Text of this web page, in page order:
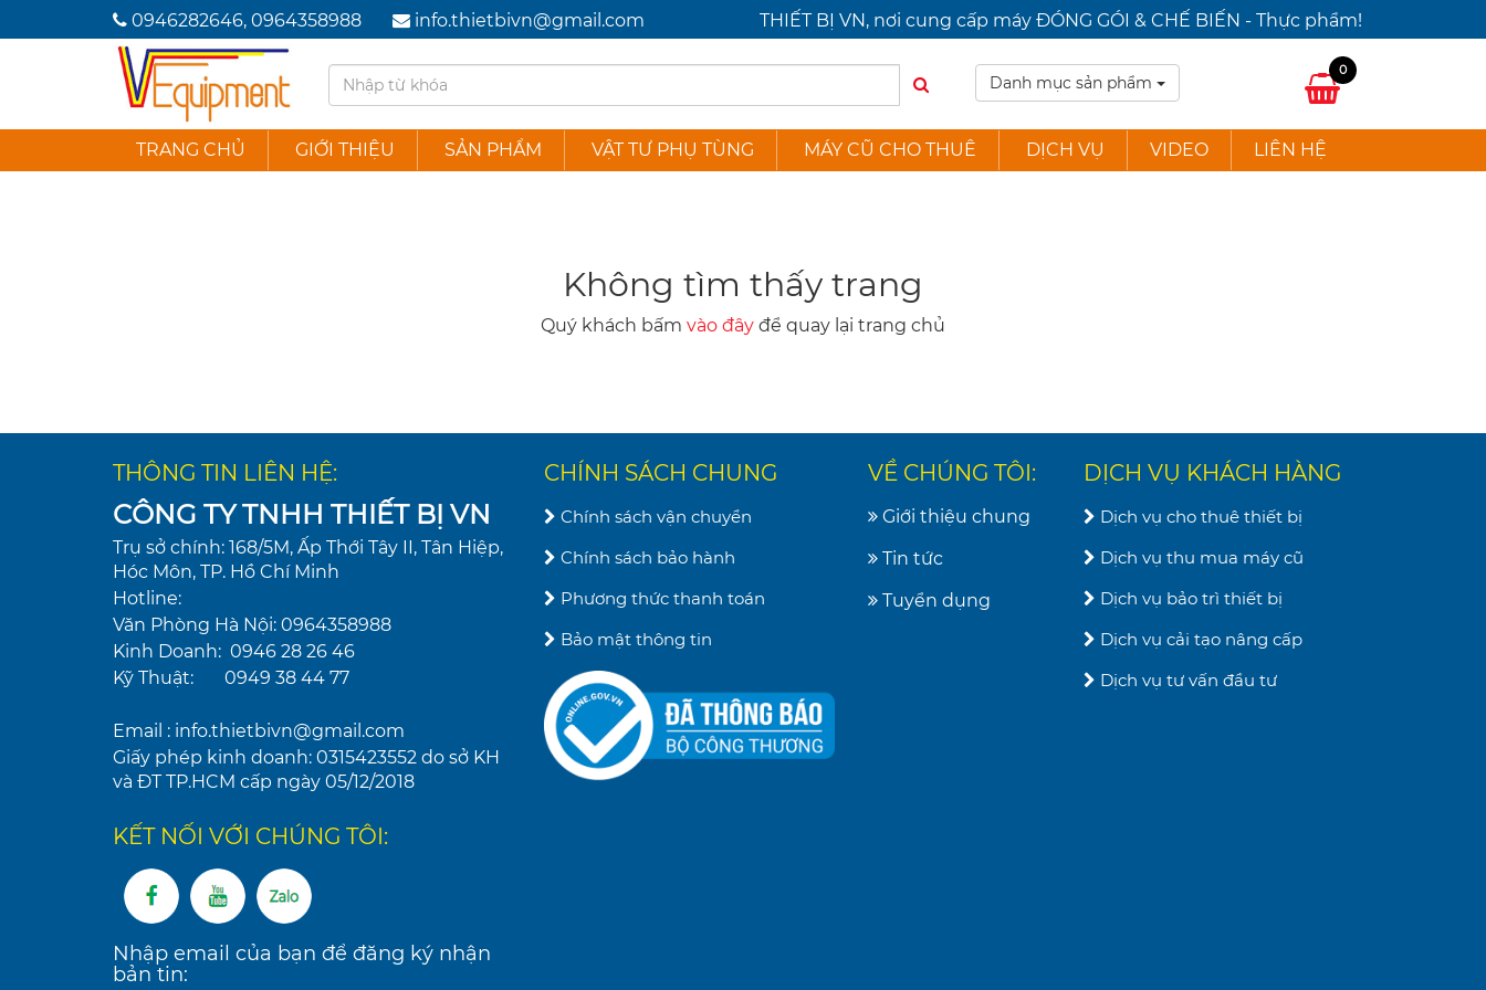
0946282646, 0964358988 info.thietbivn@gmail.com THIẾT BỊ VN, nơi cung cấp máy ĐÓNG GÓI & CHẾ BIẾN - Thực phẩm!
Danh mục sản phẩm
0
TRANG CHỦ GIỚI THIỆU SẢN PHẨM VẬT TƯ PHỤ TÙNG MÁY CŨ CHO THUÊ DỊCH VỤ VIDEO LIÊN HỆ
Không tìm thấy trang
Quý khách bấm vào đây để quay lại trang chủ
THÔNG TIN LIÊN HỆ:
CÔNG TY TNHH THIẾT BỊ VN
Trụ sở chính: 168/5M, Ấp Thới Tây II, Tân Hiệp,
Hóc Môn, TP. Hồ Chí Minh
Hotline:
Văn Phòng Hà Nội: 0964358988
Kinh Doanh: 0946 28 26 46
Kỹ Thuật: 0949 38 44 77
Email : info.thietbivn@gmail.com
Giấy phép kinh doanh: 0315423552 do sở KH
và ĐT TP.HCM cấp ngày 05/12/2018
KẾT NỐI VỚI CHÚNG TÔI:
Nhập email của bạn để đăng ký nhận
bản tin:
CHÍNH SÁCH CHUNG
Chính sách vận chuyển
Chính sách bảo hành
Phương thức thanh toán
Bảo mật thông tin
VỀ CHÚNG TÔI:
Giới thiệu chung
Tin tức
Tuyển dụng
DỊCH VỤ KHÁCH HÀNG
Dịch vụ cho thuê thiết bị
Dịch vụ thu mua máy cũ
Dịch vụ bảo trì thiết bị
Dịch vụ cải tạo nâng cấp
Dịch vụ tư vấn đầu tư